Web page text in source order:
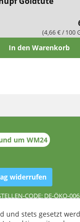
(4,66 € / 100
In den Warenkorb
um WM24
widerrufen
CODE: DE-ÖKO-006
stets gesetzt